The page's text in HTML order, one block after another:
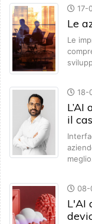
17-
Le
Le
18-
il
08-
L'AI